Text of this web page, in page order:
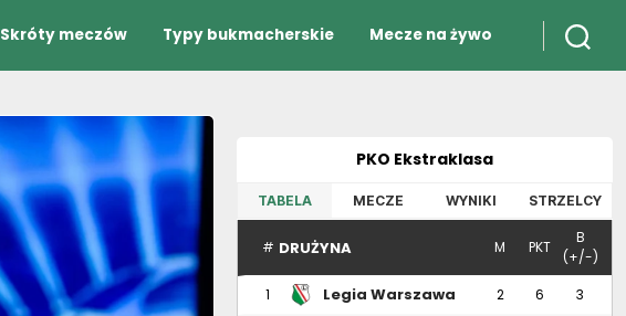
Skróty meczów Typy bukmacherskie Mecze na żywo
PKO Ekstraklasa
TABELA MECZE WYNIKI STRZELCY
# DRUŻYNA M PKT
B
(+/-)
1
Legia Warszawa 2 6 3